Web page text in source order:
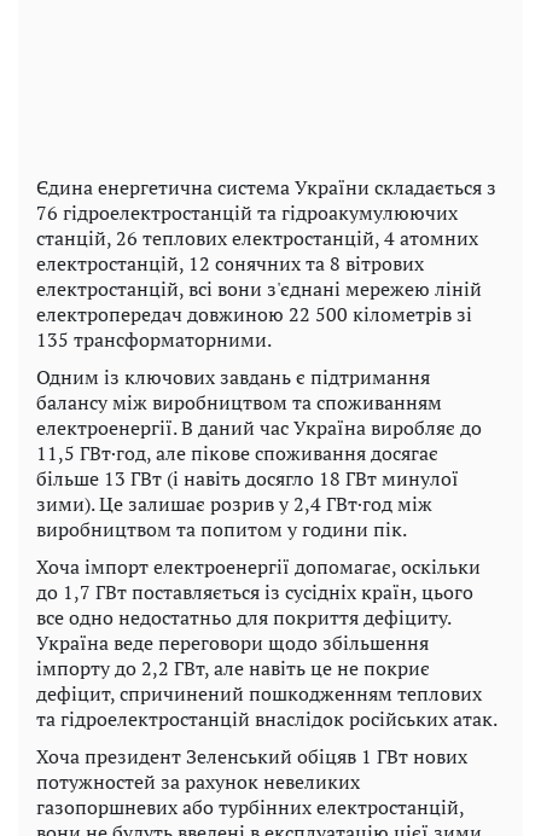
Єдина енергетична система України складається з
76 гідроелектростанцій та гідроакумулюючих
станцій, 26 теплових електростанцій, 4 атомних
електростанцій, 12 сонячних та 8 вітрових
електростанцій, всі вони з'єднані мережею ліній
електропередач довжиною 22 500 кілометрів зі
135 трансформаторними.
Одним із ключових завдань є підтримання
балансу між виробництвом та споживанням
електроенергії. В даний час Україна виробляє до
11,5 ГВт·год, але пікове споживання досягає
більше 13 ГВт (і навіть досягло 18 ГВт минулої
зими). Це залишає розрив у 2,4 ГВт·год між
виробництвом та попитом у години пік.
Хоча імпорт електроенергії допомагає, оскільки
до 1,7 ГВт поставляється із сусідніх країн, цього
все одно недостатньо для покриття дефіциту.
Україна веде переговори щодо збільшення
імпорту до 2,2 ГВт, але навіть це не покриє
дефіцит, спричинений пошкодженням теплових
та гідроелектростанцій внаслідок російських атак.
Хоча президент Зеленський обіцяв 1 ГВт нових
потужностей за рахунок невеликих
газопоршневих або турбінних електростанцій,